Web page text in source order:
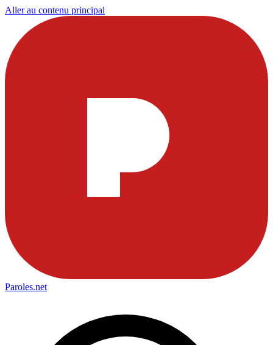
Aller au contenu principal
Paroles.net